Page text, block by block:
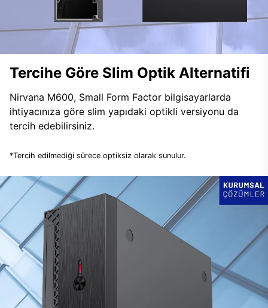
Tercihe Göre Slim Optik Alternatifi
Nirvana M600, Small Form Factor bilgisayarlarda
ihtiyacınıza göre slim yapıdaki optikli versiyonu da
tercih edebilirsiniz.
*Tercih edilmediği sürece optiksiz olarak sunulur.